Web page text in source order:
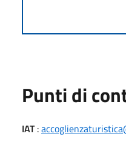
Punti di
IAT: